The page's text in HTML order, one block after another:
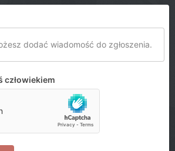
dodać wiadomość do zgłoszenia.
człowiekiem